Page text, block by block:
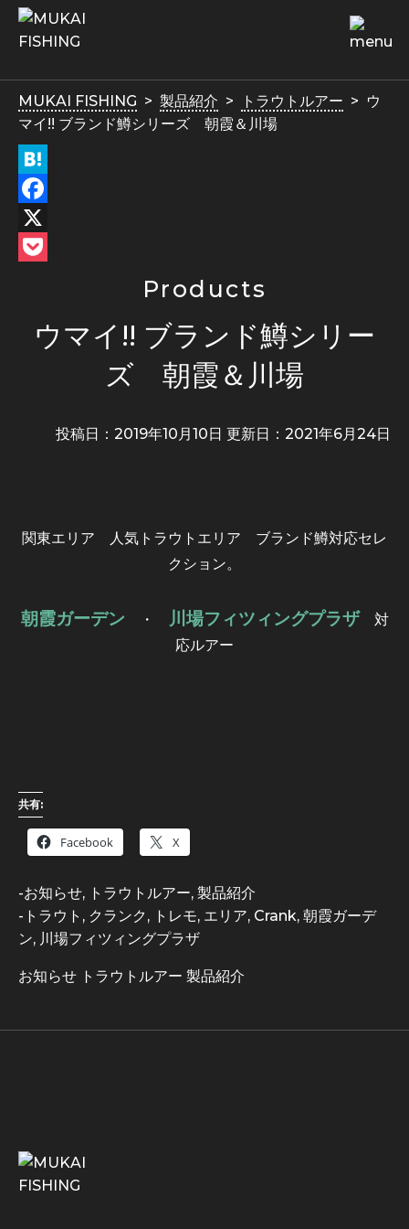
MUKAI FISHING 製品紹介 トラウトルアー
ウ
マイ!! ブランド鱒シリーズ 朝霞＆川場
Hatena
Facebook
X
Products
ウマイ!! ブランド鱒シリー
ズ 朝霞＆川場
投稿日：2019年10月10日 更新日： 2021年6月24日
関東エリア 人気トラウトエリア ブランド鱒対応セレ
クション。
朝霞ガーデン ・ 川場フィツィングプラザ対
応ルアー
共有:
Facebook X
-お知らせ, トラウトルアー, 製品紹介
- トラウト , クランク , トレモ, エリア, Crank, 朝霞ガーデ
ン, 川場フィツィングプラザ
お知らせ トラウトルアー 製品紹介